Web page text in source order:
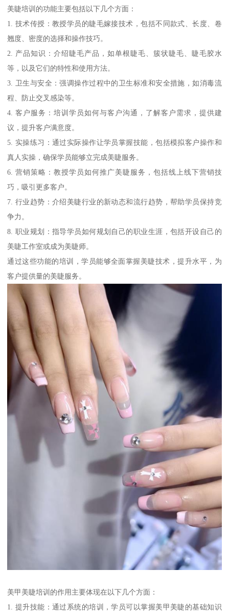
美睫培训的功能主要包括以下几个方面：
1. 技术传授：教授学员的睫毛嫁接技术，包括不同款式、长度、卷
翘度、密度的选择和操作技巧。
2. 产品知识：介绍睫毛产品，如单根睫毛、簇状睫毛、睫毛胶水
等，以及它们的特性和使用方法。
3. 卫生与安全：强调操作过程中的卫生标准和安全措施，如消毒流
程、防止交叉感染等。
4. 客户服务：培训学员如何与客户沟通，了解客户需求，提供建
议，提升客户满意度。
5. 实操练习：通过实际操作让学员掌握技能，包括模拟客户操作和
真人实操，确保学员能够立完成美睫服务。
6. 营销策略：教授学员如何推广美睫服务，包括线上线下营销技
巧，吸引更多客户。
7. 行业趋势：介绍美睫行业的新动态和流行趋势，帮助学员保持竞
争力。
8. 职业规划：指导学员如何规划自己的职业生涯，包括开设自己的
美睫工作室或成为美睫师。
通过这些功能的培训，学员能够全面掌握美睫技术，提升水平，为
客户提供量的美睫服务。
美甲美睫培训的作用主要体现在以下几个方面：
1. 提升技能：通过系统的培训，学员可以掌握美甲美睫的基础知识